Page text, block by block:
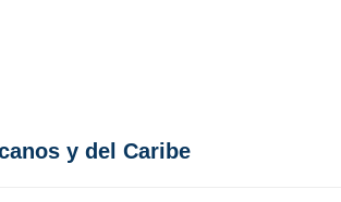
y del Caribe